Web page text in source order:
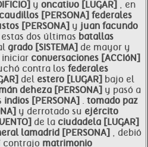
y oncativo [LUGAR] , en
caudillos [PERSONA] federales
[PERSONA] y juan facundo
dos últimas batallas
grado [SISTEMA] de mayor y
iniciar conversaciones [ACCIóN]
contra los federales
del estero [LUGAR] bajo el
deheza [PERSONA] y pasó a
indios [PERSONA] . tomado paz
y derrotado su ejército
de la ciudadela [LUGAR]
lamadrid [PERSONA] , debió
contrajo matrimonio